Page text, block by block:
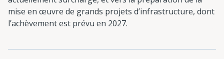
mise en œuvre de grands projets d’infrastructure, dont
l’achèvement est prévu en 2027.